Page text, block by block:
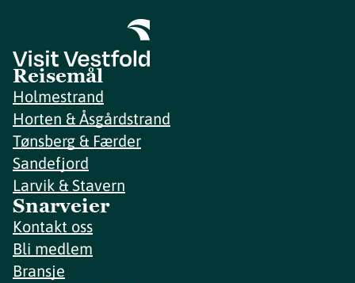
Reisemål
Holmestrand
Horten & Åsgårdstrand
Tønsberg & Færder
Sandefjord
Larvik & Stavern
Snarveier
Kontakt oss
Bli medlem
Bransje